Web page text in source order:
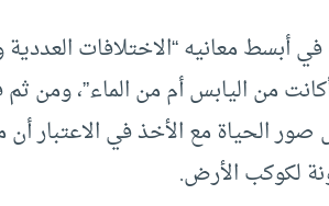
أبسط معانيه “الاختلافات العددية
من اليابس أم من الماء”، ومن
الحياة مع الأخذ في الاعتبار أن
لكوكب الأرض.